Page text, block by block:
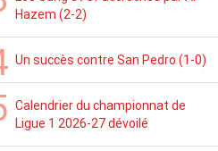
Hazem (2-2)
Un succès contre San Pedro (1-0)
Calendrier du championnat de
Ligue 1 2026-27 dévoilé